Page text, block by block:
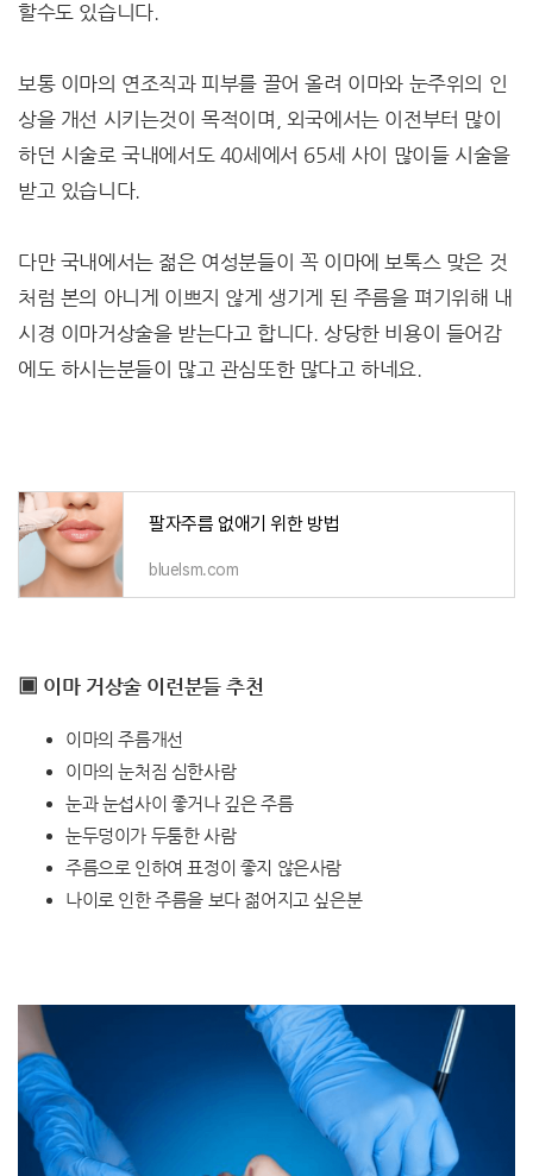
할수도 있습니다.
보통 이마의 연조직과 피부를 끌어 올려 이마와 눈주위의 인
상을 개선 시키는것이 목적이며, 외국에서는 이전부터 많이
하던 시술로 국내에서도 40세에서 65세 사이 많이들 시술을
받고 있습니다.
다만 국내에서는 젊은 여성분들이 꼭 이마에 보톡스 맞은 것
처럼 본의 아니게 이쁘지 않게 생기게 된 주름을 펴기위해 내
시경 이마거상술을 받는다고 합니다. 상당한 비용이 들어감
에도 하시는분들이 많고 관심또한 많다고 하네요.
팔자주름 없애기 위한 방법
bluelsm.com
▣ 이마 거상술 이런분들 추천
이마의 주름개선
이마의 눈처짐 심한사람
눈과 눈섭사이 좋거나 깊은 주름
눈두덩이가 두툼한 사람
주름으로 인하여 표정이 좋지 않은사람
나이로 인한 주름을 보다 젊어지고 싶은분